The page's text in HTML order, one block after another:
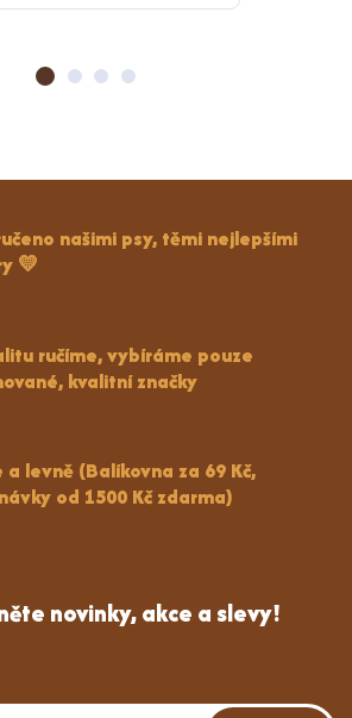
našimi psy, těmi nejlepšími
💛
ručíme, vybíráme pouze
kvalitní značky
a levně (Balíkovna za 69 Kč,
od 1500 Kč zdarma)
novinky, akce a slevy!